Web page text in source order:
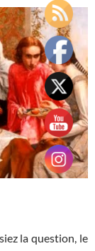
la question, le